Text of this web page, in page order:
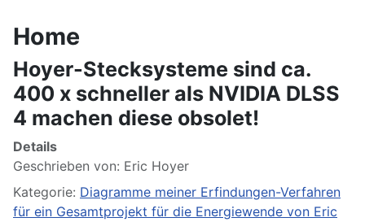
Home
Hoyer-Stecksysteme sind ca.
400 x schneller als NVIDIA DLSS
4 machen diese obsolet!
Details
Geschrieben von: Eric Hoyer
Kategorie: Diagramme meiner Erfindungen-Verfahren
für ein Gesamtprojekt für die Energiewende von Eric